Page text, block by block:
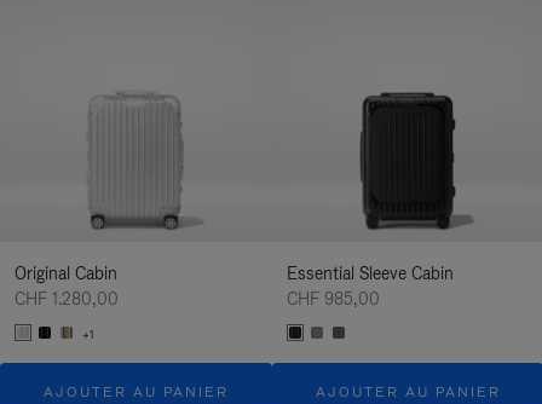
Original Cabin
CHF 1.280,00
+1
AJOUTER AU PANIER
Essential Sleeve Cabin
CHF 985,00
AJOUTER AU PANIER